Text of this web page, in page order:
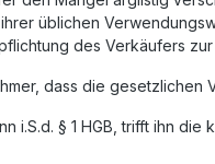
üblichen
des Verkäufers
dass die
i.S.d. § 1 HGB, trifft ihn